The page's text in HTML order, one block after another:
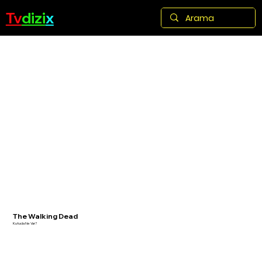
Tvdizix
The Walking Dead
Kutuda Ne Var?